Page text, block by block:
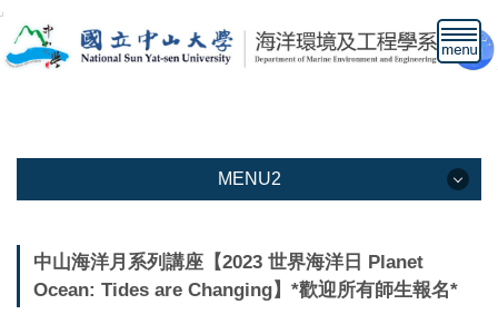
到
主
區
MENU2
本系介紹
中山海洋月系列講座【2023 世界海洋日 Planet
Ocean: Tides are Changing】*歡迎所有師生報名*